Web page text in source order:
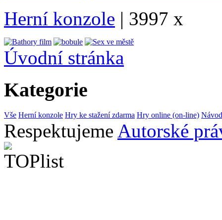
Herní konzole | 3997 x
Úvodní stránka
Kategorie
Vše Herní konzole Hry ke stažení zdarma Hry online (on-line)
Respektujeme Autorské